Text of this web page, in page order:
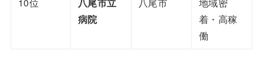
病院
着・高稼
働